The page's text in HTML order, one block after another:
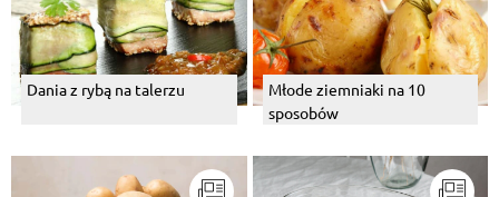
Dania z rybą na talerzu
Młode ziemniaki na 10
sposobów